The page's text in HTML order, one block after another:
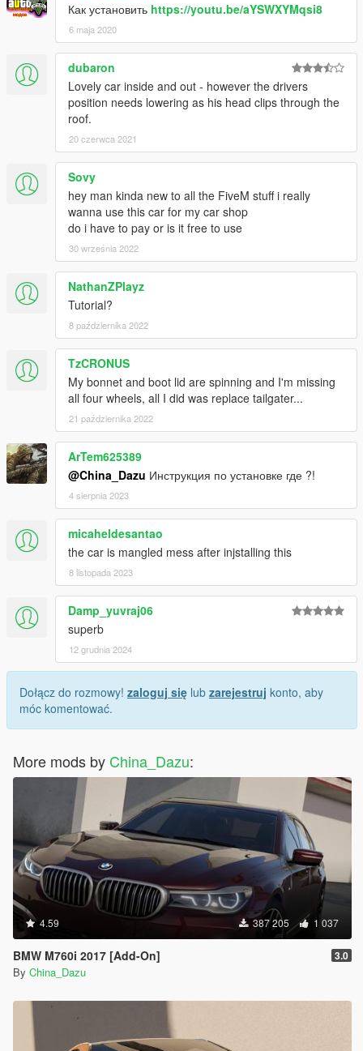
Как установить https://youtu.be/aYSWXYMqsi8
6 maja 2020
dubaron
Lovely car inside and out - however the drivers
position needs lowering as his head clips through the
roof.
20 czerwca 2021
Sovy
hey man kinda new to all the FiveM stuff i really
wanna use this car for my car shop
do i have to pay or is it free to use
30 września 2022
NathanZPlayz
Tutorial?
8 października 2022
TzCRONUS
My bonnet and boot lid are spinning and I'm missing
all four wheels, all I did was replace tailgater...
21 października 2022
ArTem625389
@China_Dazu Инструкция по установке где ?!
4 sierpnia 2023
micaheldesantao
the car is mangled mess after injstalling this
8 listopada 2023
Damp_yuvraj06
superb
12 grudnia 2024
Dołącz do rozmowy! zaloguj się lub zarejestruj konto, aby
móc komentować.
More mods by China_Dazu:
4.59 387 205 1 037
BMW M760i 2017 [Add-On] 3.0
By China_Dazu